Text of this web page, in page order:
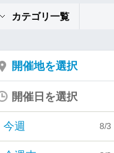
カテゴリ一覧
開催地を選択
開催日を選択
今週 8/3